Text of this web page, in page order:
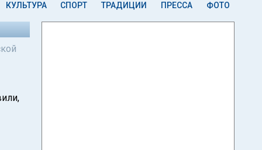
КУЛЬТУРА СПОРТ ТРАДИЦИИ ПРЕССА ФОТО